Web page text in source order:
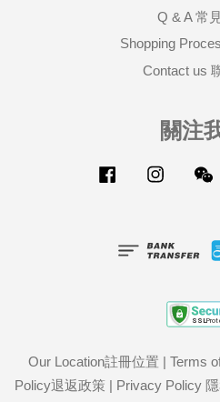
Q & A 常
Shopping
Contact us
關注
Facebook Instagram
Our Location註冊位置 | Terms
Policy退返政策 | Privacy Policy